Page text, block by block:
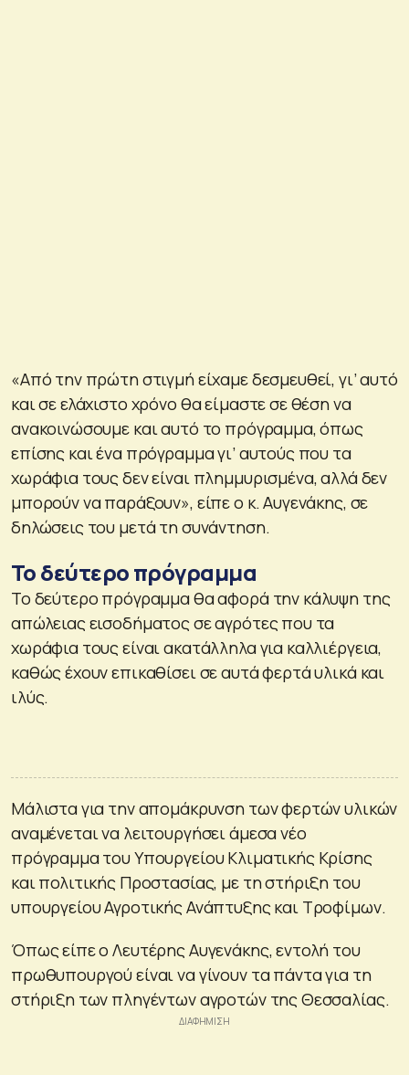
«Από την πρώτη στιγμή είχαμε δεσμευθεί, γι’ αυτό
και σε ελάχιστο χρόνο θα είμαστε σε θέση να
ανακοινώσουμε και αυτό το πρόγραμμα, όπως
επίσης και ένα πρόγραμμα γι’ αυτούς που τα
χωράφια τους δεν είναι πλημμυρισμένα, αλλά δεν
μπορούν να παράξουν», είπε ο κ. Αυγενάκης, σε
δηλώσεις του μετά τη συνάντηση.
Το δεύτερο πρόγραμμα
Το δεύτερο πρόγραμμα θα αφορά την κάλυψη της
απώλειας εισοδήματος σε αγρότες που τα
χωράφια τους είναι ακατάλληλα για καλλιέργεια,
καθώς έχουν επικαθίσει σε αυτά φερτά υλικά και
ιλύς.
Μάλιστα για την απομάκρυνση των φερτών υλικών
αναμένεται να λειτουργήσει άμεσα νέο
πρόγραμμα του Υπουργείου Κλιματικής Κρίσης
και πολιτικής Προστασίας, με τη στήριξη του
υπουργείου Αγροτικής Ανάπτυξης και Τροφίμων.
Όπως είπε ο Λευτέρης Αυγενάκης, εντολή του
πρωθυπουργού είναι να γίνουν τα πάντα για τη
στήριξη των πληγέντων αγροτών της Θεσσαλίας.